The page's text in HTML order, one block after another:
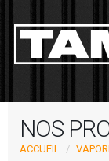
NOS
ACCUEIL